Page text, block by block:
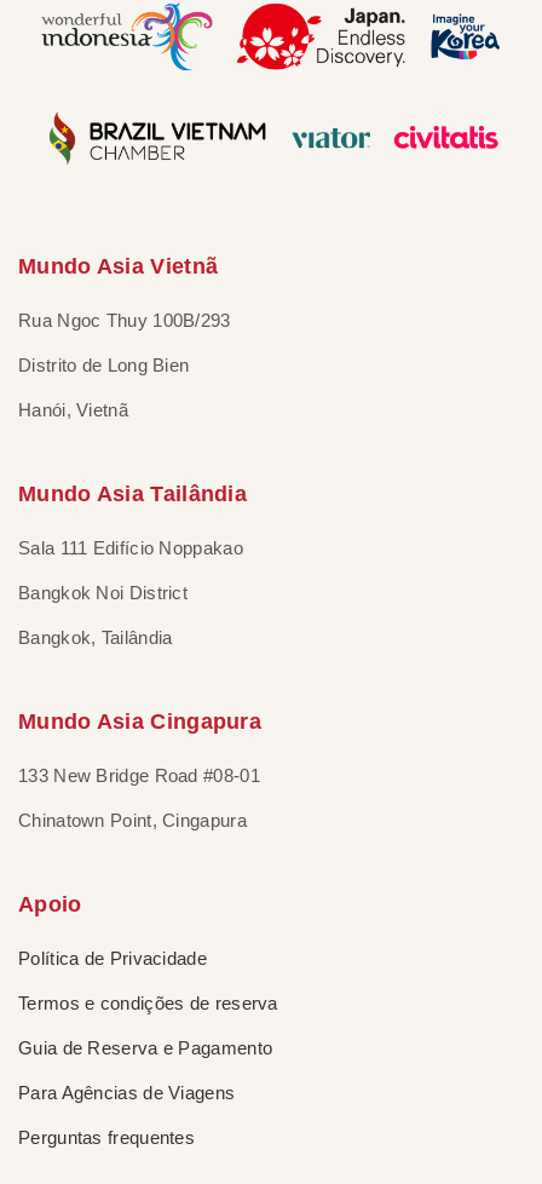
Mundo Asia Vietnã
Rua Ngoc Thuy 100B/293
Distrito de Long Bien
Hanói, Vietnã
Mundo Asia Tailândia
Sala 111 Edifício Noppakao
Bangkok Noi District
Bangkok, Tailândia
Mundo Asia Cingapura
133 New Bridge Road #08-01
Chinatown Point, Cingapura
Apoio
Política de Privacidade
Termos e condições de reserva
Guia de Reserva e Pagamento
Para Agências de Viagens
Perguntas frequentes